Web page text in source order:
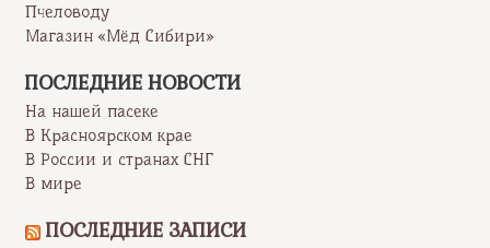
Пчеловоду
Магазин «Мёд Сибири»
ПОСЛЕДНИЕ НОВОСТИ
На нашей пасеке
В Красноярском крае
В России и странах СНГ
В мире
ПОСЛЕДНИЕ ЗАПИСИ